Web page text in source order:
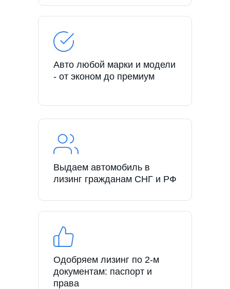
Авто любой марки и модели
- от эконом до премиум
Выдаем автомобиль в
лизинг гражданам СНГ и РФ
Одобряем лизинг по 2-м
документам: паспорт и
права